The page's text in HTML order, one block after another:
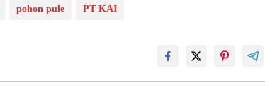
pohon pule PT KAI